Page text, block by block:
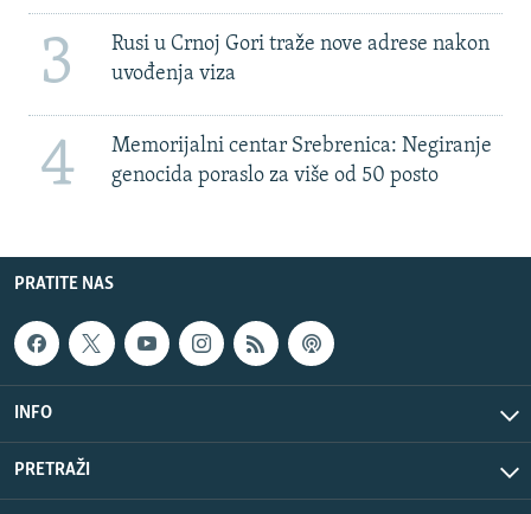
3
Rusi u Crnoj Gori traže nove adrese nakon
uvođenja viza
4
Memorijalni centar Srebrenica: Negiranje
genocida poraslo za više od 50 posto
PRATITE NAS
INFO
PRETRAŽI